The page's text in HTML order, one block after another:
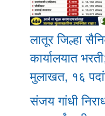
लातूर जिल्हा
कार्यालयात
मुलाखत, १६
संजय गांधी